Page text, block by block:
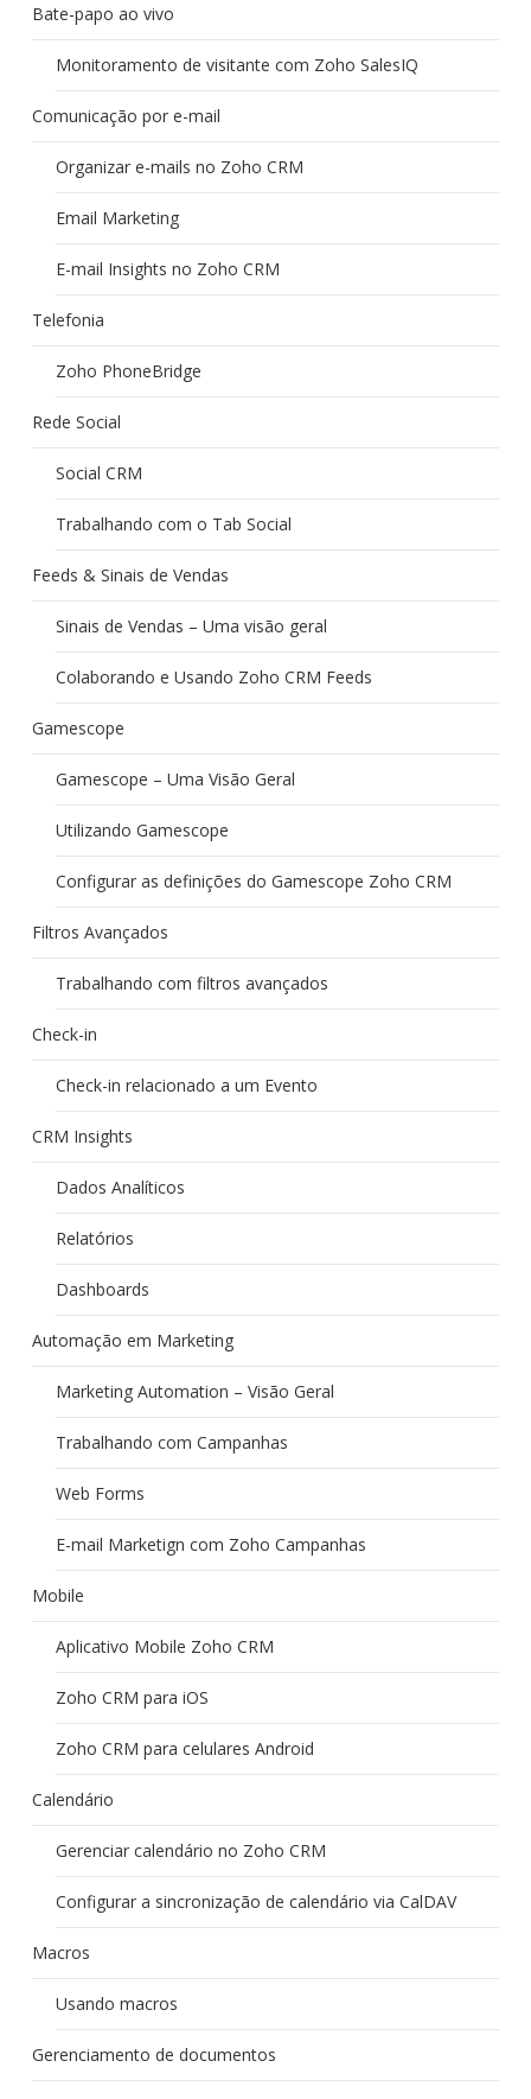
Bate-papo ao vivo
Monitoramento de visitante com Zoho SalesIQ
Comunicação por e-mail
Organizar e-mails no Zoho CRM
Email Marketing
E-mail Insights no Zoho CRM
Telefonia
Zoho PhoneBridge
Rede Social
Social CRM
Trabalhando com o Tab Social
Feeds & Sinais de Vendas
Sinais de Vendas – Uma visão geral
Colaborando e Usando Zoho CRM Feeds
Gamescope
Gamescope – Uma Visão Geral
Utilizando Gamescope
Configurar as definições do Gamescope Zoho CRM
Filtros Avançados
Trabalhando com filtros avançados
Check-in
Check-in relacionado a um Evento
CRM Insights
Dados Analíticos
Relatórios
Dashboards
Automação em Marketing
Marketing Automation – Visão Geral
Trabalhando com Campanhas
Web Forms
E-mail Marketign com Zoho Campanhas
Mobile
Aplicativo Mobile Zoho CRM
Zoho CRM para iOS
Zoho CRM para celulares Android
Calendário
Gerenciar calendário no Zoho CRM
Configurar a sincronização de calendário via CalDAV
Macros
Usando macros
Gerenciamento de documentos